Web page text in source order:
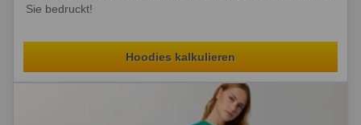
Sie bedruckt!
Hoodies kalkulieren